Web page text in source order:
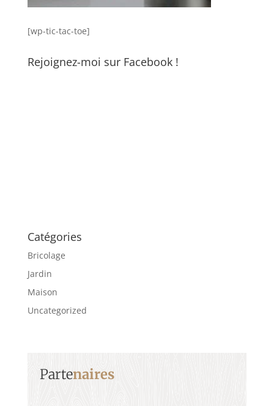
[wp-tic-tac-toe]
Rejoignez-moi sur Facebook !
Catégories
Bricolage
Jardin
Maison
Uncategorized
Partenaires